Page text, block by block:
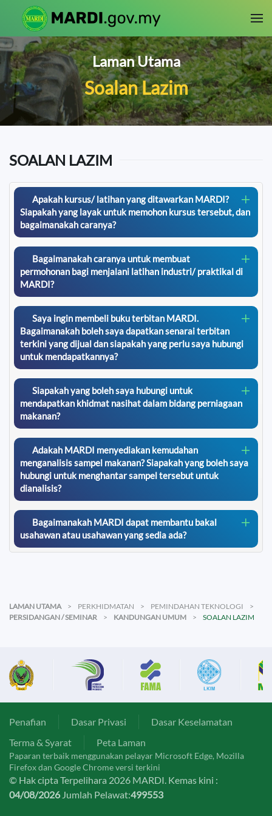
Skip to main content
Laman Utama
Soalan Lazim
SOALAN LAZIM
Apakah kursus/ latihan yang ditawarkan MARDI?
Siapakah yang layak untuk memohon kursus tersebut, dan
bagaimanakah caranya?
Bagaimanakah caranya untuk membuat
permohonan bagi menjalani latihan industri/ praktikal di
MARDI?
Saya ingin membeli buku terbitan MARDI.
Bagaimanakah boleh saya dapatkan senarai terbitan
terkini yang dijual dan siapakah yang perlu saya hubungi
untuk mendapatkannya?
Siapakah yang boleh saya hubungi untuk
mendapatkan khidmat nasihat dalam bidang perniagaan
makanan?
Adakah MARDI menyediakan kemudahan
menganalisis sampel makanan? Siapakah yang boleh saya
hubungi untuk menghantar sampel tersebut untuk
dianalisis?
Bagaimanakah MARDI dapat membantu bakal
usahawan atau usahawan yang sedia ada?
LAMAN UTAMA PERKHIDMATAN
PEMINDAHAN TEKNOLOGI
PERSIDANGAN / SEMINAR
KANDUNGAN UMUM SOALAN LAZIM
Penafian Dasar Privasi
Dasar Keselamatan
Terma & Syarat
Peta Laman
Paparan terbaik menggunakan pelayar Microsoft Edge, Mozilla
Firefox dan Google Chrome versi terkini
© Hak cipta Terpelihara 2026 MARDI. Kemas kini :
04/08/2026Jumlah Pelawat:499553